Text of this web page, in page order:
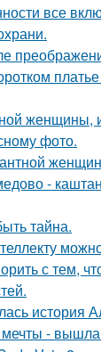
все
женщины,
фото.
-
тайна.
с тем,
история
-